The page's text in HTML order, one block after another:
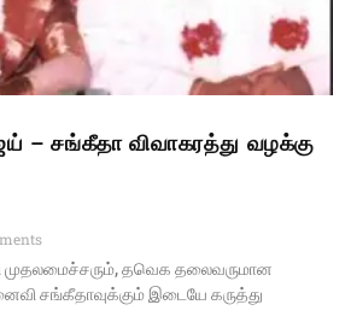
– சங்கீதா விவாகரத்து வழக்கு
முதலமைச்சரும், தவெக தலைவருமான
சங்கீதாவுக்கும் இடையே கருத்து